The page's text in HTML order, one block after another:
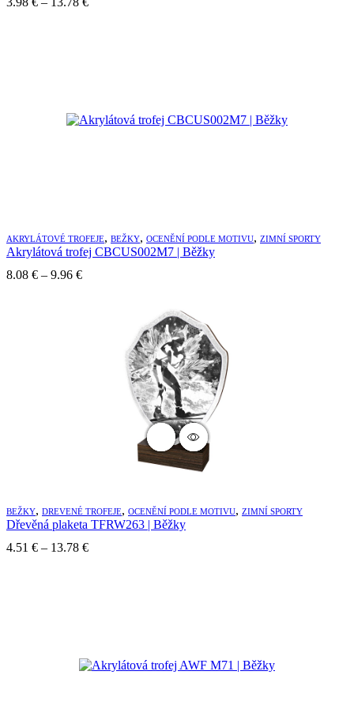
AKRYLÁTOVÉ TROFEJE, BEŽKY, OCENĚNÍ PODLE MOTIVU, ZIMNÍ SPORTY
Akrylátová trofej CBCUS002M7 | Běžky
8.08 € – 9.96 €Price
BEŽKY, DREVENÉ TROFEJE, OCENĚNÍ PODLE MOTIVU, ZIMNÍ SPORTY
Dřevěná plaketa TFRW263 | Běžky
4.51 € – 13.78 €Price